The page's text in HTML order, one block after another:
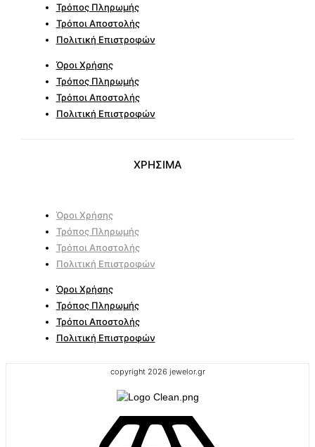
Τρόπος Πληρωμής
Τρόποι Αποστολής
Πολιτική Επιστροφών
Όροι Χρήσης
Τρόπος Πληρωμής
Τρόποι Αποστολής
Πολιτική Επιστροφών
ΧΡΗΣΙΜΑ
Όροι Χρήσης
Τρόπος Πληρωμής
Τρόποι Αποστολής
Πολιτική Επιστροφών
Όροι Χρήσης
Τρόπος Πληρωμής
Τρόποι Αποστολής
Πολιτική Επιστροφών
copyright 2026 jewelor.gr